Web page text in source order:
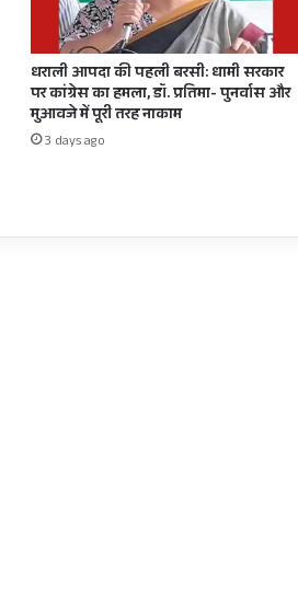
धराली आपदा की पहली बरसी: धामी सरकार
पर कांग्रेस का हमला, डॉ. प्रतिमा- पुनर्वास और
मुआवजे में पूरी तरह नाकाम
3 days ago